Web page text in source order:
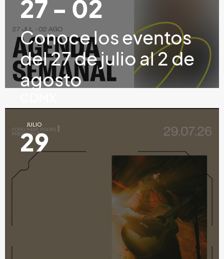
27 - 02
Conoce los eventos
del 27 de julio al 2 de
agosto
JULIO
29